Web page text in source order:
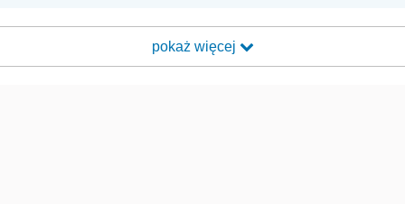
pokaż więcej